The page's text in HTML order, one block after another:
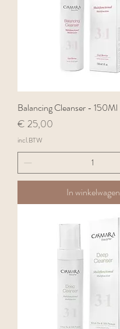
Balancing Cleanser - 150Ml
Prijs
€ 25,00
incl.BTW
In winkelwagen